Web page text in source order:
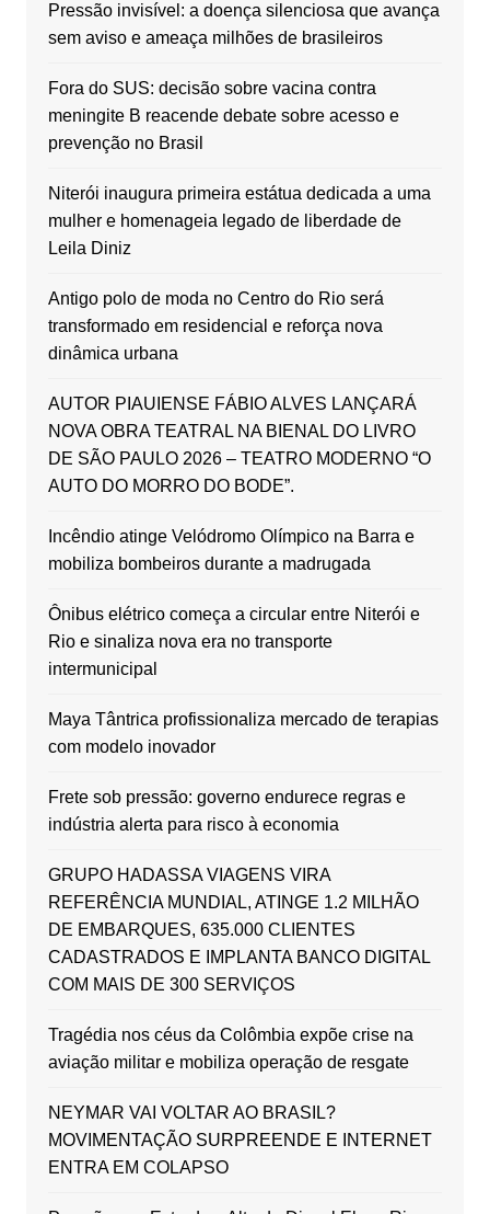
Pressão invisível: a doença silenciosa que avança
sem aviso e ameaça milhões de brasileiros
Fora do SUS: decisão sobre vacina contra
meningite B reacende debate sobre acesso e
prevenção no Brasil
Niterói inaugura primeira estátua dedicada a uma
mulher e homenageia legado de liberdade de
Leila Diniz
Antigo polo de moda no Centro do Rio será
transformado em residencial e reforça nova
dinâmica urbana
AUTOR PIAUIENSE FÁBIO ALVES LANÇARÁ
NOVA OBRA TEATRAL NA BIENAL DO LIVRO
DE SÃO PAULO 2026 – TEATRO MODERNO “O
AUTO DO MORRO DO BODE”.
Incêndio atinge Velódromo Olímpico na Barra e
mobiliza bombeiros durante a madrugada
Ônibus elétrico começa a circular entre Niterói e
Rio e sinaliza nova era no transporte
intermunicipal
Maya Tântrica profissionaliza mercado de terapias
com modelo inovador
Frete sob pressão: governo endurece regras e
indústria alerta para risco à economia
GRUPO HADASSA VIAGENS VIRA
REFERÊNCIA MUNDIAL, ATINGE 1.2 MILHÃO
DE EMBARQUES, 635.000 CLIENTES
CADASTRADOS E IMPLANTA BANCO DIGITAL
COM MAIS DE 300 SERVIÇOS
Tragédia nos céus da Colômbia expõe crise na
aviação militar e mobiliza operação de resgate
NEYMAR VAI VOLTAR AO BRASIL?
MOVIMENTAÇÃO SURPREENDE E INTERNET
ENTRA EM COLAPSO